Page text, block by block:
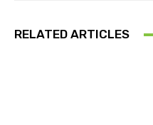
RELATED ARTICLES